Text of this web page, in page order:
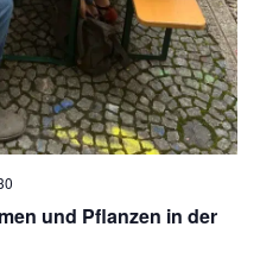
und Pflanzen in der